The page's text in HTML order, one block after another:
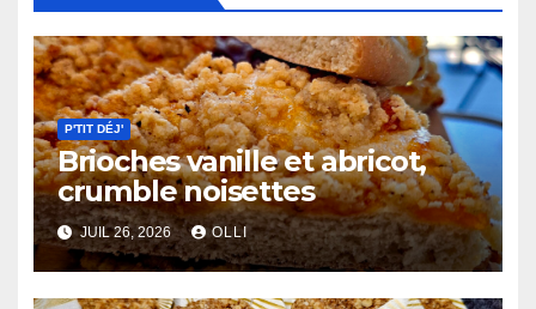
P'TIT DÉJ'
Brioches vanille et abricot,
crumble noisettes
JUIL 26, 2026 OLLI